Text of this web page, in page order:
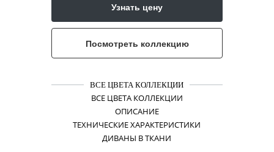
Узнать цену
Посмотреть коллекцию
ВСЕ ЦВЕТА КОЛЛЕКЦИИ
ВСЕ ЦВЕТА КОЛЛЕКЦИИ
ОПИСАНИЕ
ТЕХНИЧЕСКИЕ ХАРАКТЕРИСТИКИ
ДИВАНЫ В ТКАНИ